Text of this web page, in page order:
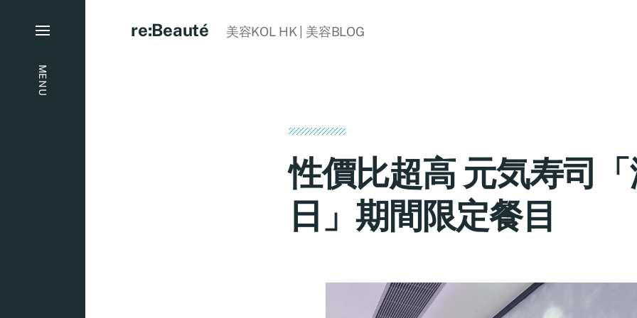
MENU
re:Beauté 美容KOL HK | 美容BLOG
性價比超高 元気寿司
日」期間限定餐目